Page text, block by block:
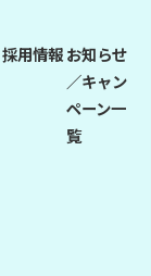
採用情報お知らせ
／キャン
ペーン一
覧